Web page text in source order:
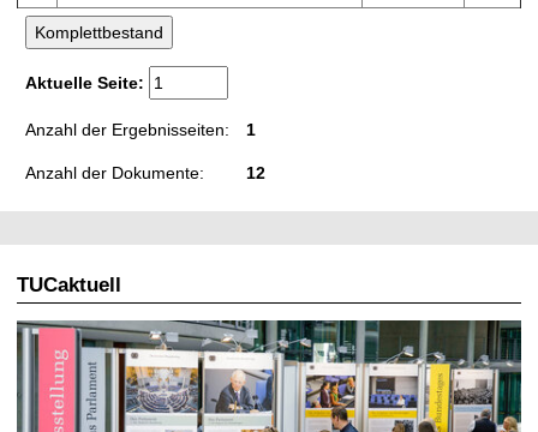
Aktuelle Seite:
Anzahl der Ergebnisseiten: 1
Anzahl der Dokumente: 12
TUCaktuell